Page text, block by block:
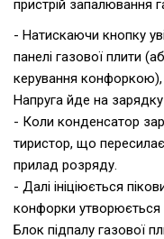
пристрій запалювання
- Натискаючи кнопку
панелі газової плити
керування
Напруга йде на
- Коли конденсатор
тиристор, що
прилад розряду.
- Далі ініціюється
конфорки утворюється
Блок підпалу газової